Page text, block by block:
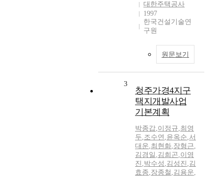
대한주택공사
1997
한국건설기술연
구원
원문보기
3
청주가경4지구
택지개발사업
기본계획
박종갑,이정규,최영
두,조수연 ,윤옥순,서
대운,최현화,장형근,
김경일 ,김희곤,이영
진 ,박수성 ,김성진 ,김
효종,장종철 ,김용운,